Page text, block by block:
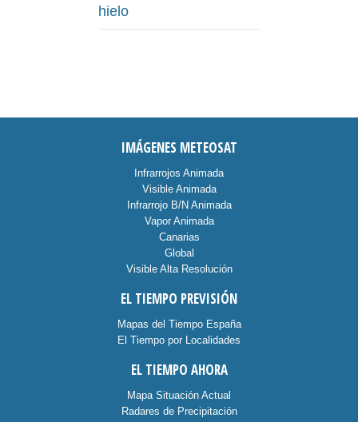
hielo
IMÁGENES METEOSAT
Infrarrojos Animada
Visible Animada
Infrarrojo B/N Animada
Vapor Animada
Canarias
Global
Visible Alta Resolución
EL TIEMPO PREVISIÓN
Mapas del Tiempo España
El Tiempo por Localidades
EL TIEMPO AHORA
Mapa Situación Actual
Radares de Precipitación